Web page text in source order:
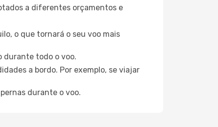
a diferentes orçamentos e
o que tornará o seu voo mais
durante todo o voo.
a bordo. Por exemplo, se viajar
durante o voo.